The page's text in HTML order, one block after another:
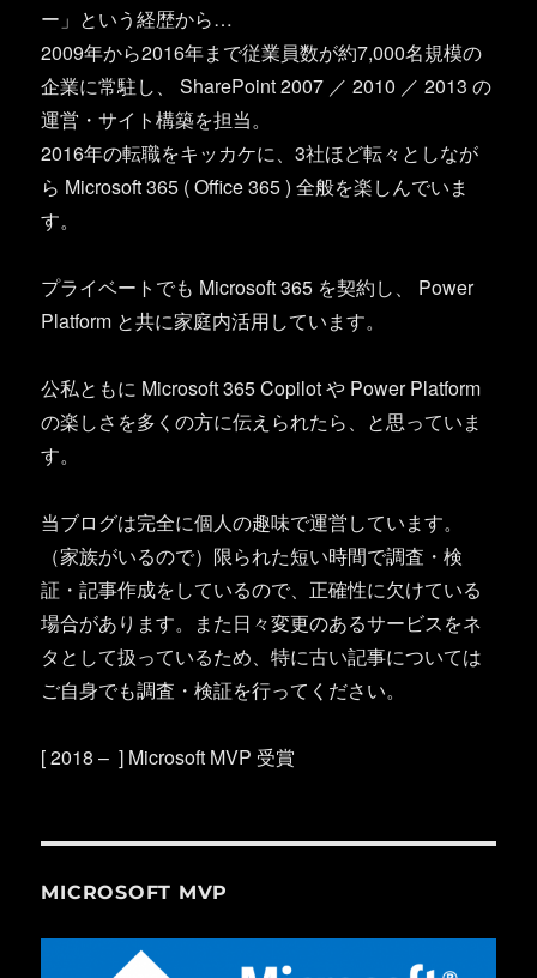
ー」という経歴から…
2009年から2016年まで従業員数が約7,000名規模の
企業に常駐し、 SharePoint 2007 ／ 2010 ／ 2013 の
運営・サイト構築を担当。
2016年の転職をキッカケに、3社ほど転々としなが
ら Microsoft 365 ( Office 365 ) 全般を楽しんでいま
す。
プライベートでも Microsoft 365 を契約し、 Power
Platform と共に家庭内活用しています。
公私ともに Microsoft 365 Copilot や Power Platform
の楽しさを多くの方に伝えられたら、と思っていま
す。
当ブログは完全に個人の趣味で運営しています。
（家族がいるので）限られた短い時間で調査・検
証・記事作成をしているので、正確性に欠けている
場合があります。また日々変更のあるサービスをネ
タとして扱っているため、特に古い記事については
ご自身でも調査・検証を行ってください。
[ 2018 – ] Microsoft MVP 受賞
MICROSOFT MVP